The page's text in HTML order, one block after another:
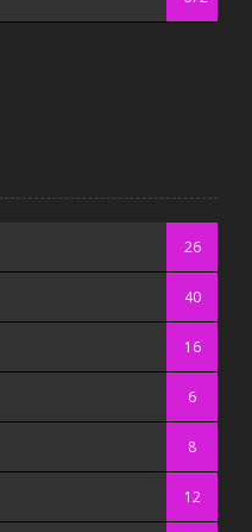
26
40
16
6
8
12